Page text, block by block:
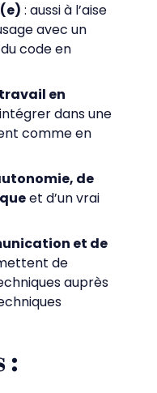
: aussi à l’aise
avec un
code en
en
dans une
comme en
de
et d’un vrai
et de
de
auprès
: